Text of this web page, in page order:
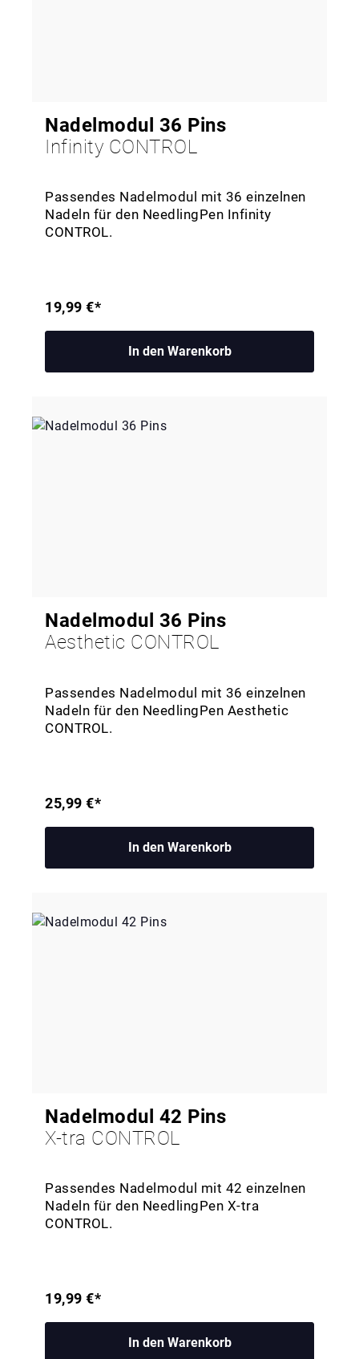
Nadelmodul 36 Pins
Infinity CONTROL
Passendes Nadelmodul mit 36 einzelnen
Nadeln für den NeedlingPen Infinity
CONTROL.
19,99 €*
In den Warenkorb
Nadelmodul 36 Pins
Aesthetic CONTROL
Passendes Nadelmodul mit 36 einzelnen
Nadeln für den NeedlingPen Aesthetic
CONTROL.
25,99 €*
In den Warenkorb
Nadelmodul 42 Pins
X-tra CONTROL
Passendes Nadelmodul mit 42 einzelnen
Nadeln für den NeedlingPen X-tra
CONTROL.
19,99 €*
In den Warenkorb